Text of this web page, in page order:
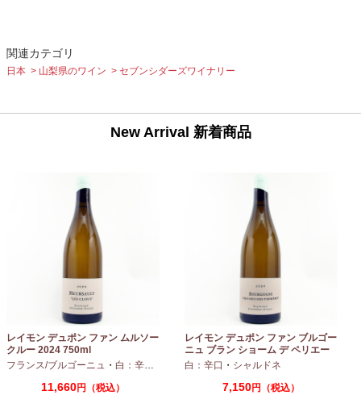
関連カテゴリ
日本 山梨県のワイン セブンシダーズワイナリー
New Arrival 新着商品
レイモン デュポン ファン ムルソー
クルー 2024 750ml
フランス/ブルゴーニュ ・ 白：辛口 シャルドネ
11,660円（税込）
レイモン デュポン ファン ブルゴー
ニュ ブラン ショーム デ ペリエー
ル 2024 750ml
白：辛口 ・ シャルドネ
7,150円（税込）